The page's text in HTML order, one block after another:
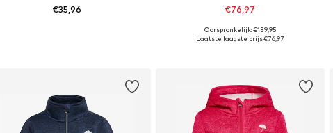
€35,96 €76,97
Beschikbaar in vele maten
Oorspronkelijk: €139,95
Laatste laagste prijs:€76,97